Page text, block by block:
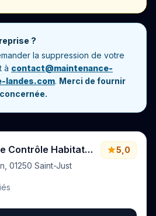
?
la suppression de votre
à contact@maintenance-
landes.com. Merci de fournir
Home Elec & France Contrôle Habitat - Spécialistes de la rénovation énergétique à Bourg-en-Bresse
01250 Saint-Just
5,0